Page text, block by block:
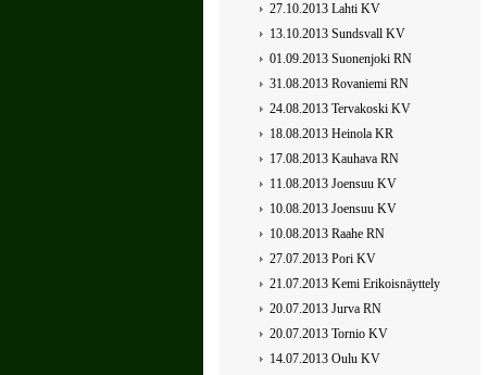
27.10.2013 Lahti KV
13.10.2013 Sundsvall KV
01.09.2013 Suonenjoki RN
31.08.2013 Rovaniemi RN
24.08.2013 Tervakoski KV
18.08.2013 Heinola KR
17.08.2013 Kauhava RN
11.08.2013 Joensuu KV
10.08.2013 Joensuu KV
10.08.2013 Raahe RN
27.07.2013 Pori KV
21.07.2013 Kemi Erikoisnäyttely
20.07.2013 Jurva RN
20.07.2013 Tornio KV
14.07.2013 Oulu KV